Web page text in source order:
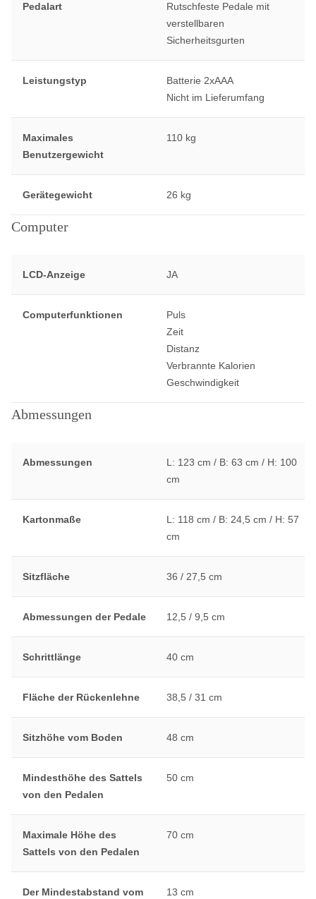
Pedalart
Rutschfeste Pedale mit
verstellbaren
Sicherheitsgurten
Leistungstyp
Batterie 2xAAA
Nicht im Lieferumfang
Maximales
Benutzergewicht
110 kg
Gerätegewicht 26 kg
Computer
LCD-Anzeige JA
Computerfunktionen
Puls
Zeit
Distanz
Verbrannte Kalorien
Geschwindigkeit
Abmessungen
Abmessungen
L: 123 cm / B: 63 cm / H: 100
cm
Kartonmaße
L: 118 cm / B: 24,5 cm / H: 57
cm
Sitzfläche 36 / 27,5 cm
Abmessungen der Pedale 12,5 / 9,5 cm
Schrittlänge 40 cm
Fläche der Rückenlehne 38,5 / 31 cm
Sitzhöhe vom Boden 48 cm
Mindesthöhe des Sattels
von den Pedalen
50 cm
Maximale Höhe des
Sattels von den Pedalen
70 cm
Der Mindestabstand vom
13 cm